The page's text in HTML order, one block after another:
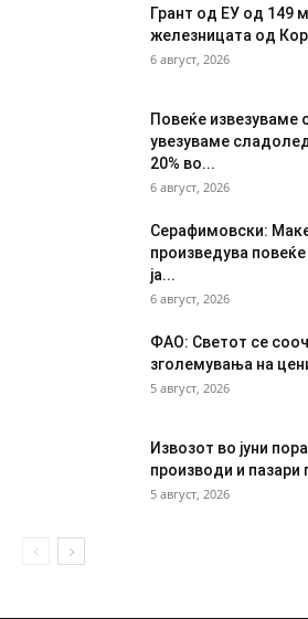
Грант од ЕУ од 149
железницата од
6 август, 2026
Повеќе извезуваме
увезуваме
20% во...
6 август, 2026
Серафимовски:
произведува
ја...
6 август, 2026
ФАО: Светот се
зголемувања на
5 август, 2026
Извозот во јуни
производи и пазари
5 август, 2026